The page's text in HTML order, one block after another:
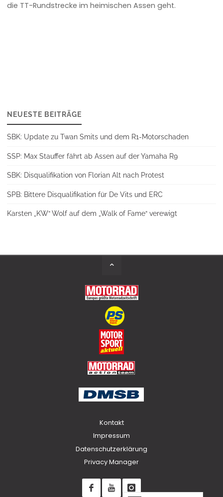
die TT-Rundstrecke im heimischen Assen geht.
NEUESTE BEITRÄGE
SBK: Update zu Twan Smits und dem R1-Motorschaden
SSP: Max Stauffer fährt ab Assen auf der Yamaha R9
SBK: Disqualifikation von Florian Alt nach Protest
SPB: Bittere Disqualifikation für De Vits und ERC
Karsten „KW“ Wolf auf dem „Walk of Fame“ verewigt
Kontakt
Impressum
Datenschutzerklärung
Privacy Manager
Back